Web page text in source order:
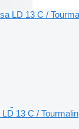
13 C / Tourmalin